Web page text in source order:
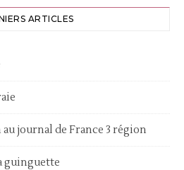
ARTICLES
journal de France 3 région
guinguette